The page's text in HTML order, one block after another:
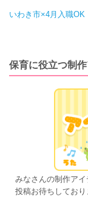
いわき市×4月入職OK
保育に役立つ制作
みなさんの制作ア
投稿お待ちしており